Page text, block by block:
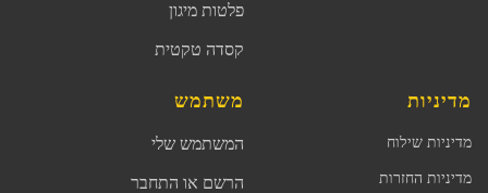
פלטות מיגון
קסדה טקטית
מדיניות
מדיניות שילוח
מדיניות החזרות
משתמש
המשתמש שלי
הרשם או התחבר